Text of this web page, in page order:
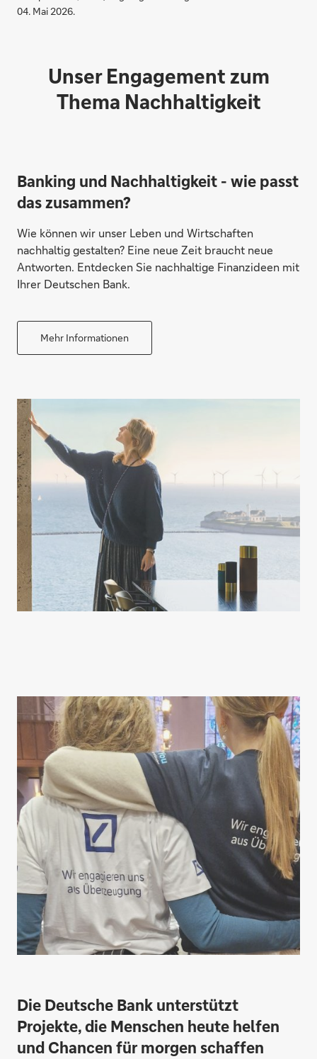
04. Mai 2026.
Unser Engagement zum
Thema Nachhaltigkeit
Banking und Nachhaltigkeit - wie passt
das zusammen?
Wie können wir unser Leben und Wirtschaften
nachhaltig gestalten? Eine neue Zeit braucht neue
Antworten. Entdecken Sie nachhaltige Finanzideen mit
Ihrer Deutschen Bank.
Mehr Informationen
Die Deutsche Bank unterstützt
Projekte, die Menschen heute helfen
und Chancen für morgen schaffen